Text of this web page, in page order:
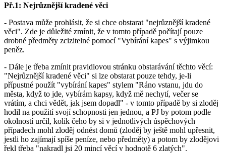
Př.1: Nejrůznější kradené věci
- Postava může prohlásit, že si chce obstarat "nejrůznější kradené
věci". Zde je důležité zmínit, že v tomto případě počítají pouze
drobné předměty zcizitelné pomocí "Vybírání kapes" s výjimkou
peněz.
- Dále je třeba zmínit pravidlovou stránku obstarávání těchto věcí:
"Nejrůznější kradené věci" si lze obstarat pouze tehdy, je-li
přípustné použít "vybírání kapes" stylem "Ráno vstanu, jdu do
města, když to jde, vybírám kapsy, když mě nechytí, večer se
vrátím, a chci vědět, jak jsem dopadl" - v tomto případě by si zloděj
hodil na použití svojí schopnosti jen jednou, a PJ by potom podle
okolností určil, kolik čeho by si v jednotlivých úspěchových
případech mohl zloděj odnést domů (zloděj by ještě mohl upřesnit,
jestli ho zajímají spíše peníze, nebo předměty) a potom by zlodějovi
řekl třeba "nakradl jsi 20 mincí věcí v hodnotě 6 zlatých".